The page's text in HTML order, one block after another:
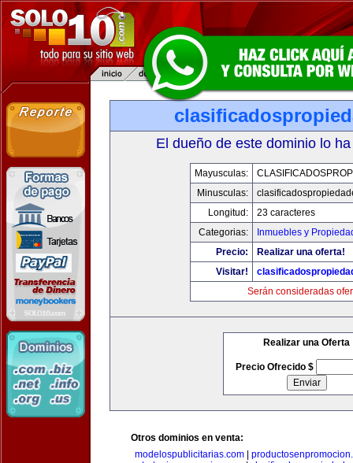
El dueño de este dominio lo
Mayusculas:
Minusculas:
Longitud:
23 caracteres
Categorias:
Inmuebles y
Precio:
Realizar una oferta!
Visitar!
Serán consideradas
Realizar una Oferta
Precio Ofrecido $
Otros dominios en venta:
modelospublicitarias.com